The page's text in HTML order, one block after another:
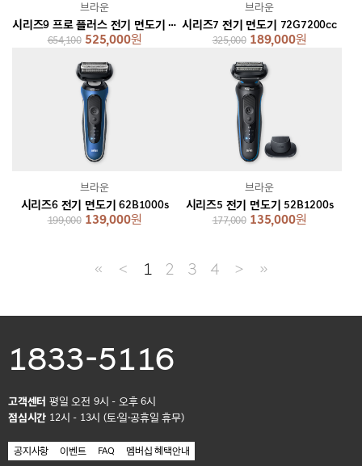
시리즈9 프로 플러스 전기 면도기 [2 colors]
654,100 525,000원
브라운
시리즈7 전기 면도기 72G7200cc
325,000 189,000원
브라운
시리즈6 전기 면도기 62B1000s
199,000 139,000원
브라운
시리즈5 전기 면도기 52B1200s
177,000 135,000원
브라운
≪ ＜ 1 2 3 4 ＞ ≫
1833-5116
고객센터 평일 오전 9시 - 오후 6시
점심시간 12시 - 13시 (토·일·공휴일 휴무)
공지사항 이벤트 FAQ 멤버십 혜택안내